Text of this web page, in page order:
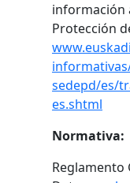
información
Protección
sedepd/es/
es.shtml
Normativa:
Reglamento